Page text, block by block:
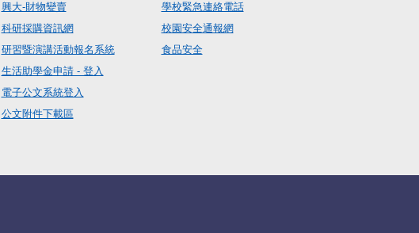
興大-財物變賣
科研採購資訊網
研習暨演講活動報名系統
生活助學金申請 - 登入
電子公文系統登入
公文附件下載區
學校緊急連絡電話
校園安全通報網
食品安全